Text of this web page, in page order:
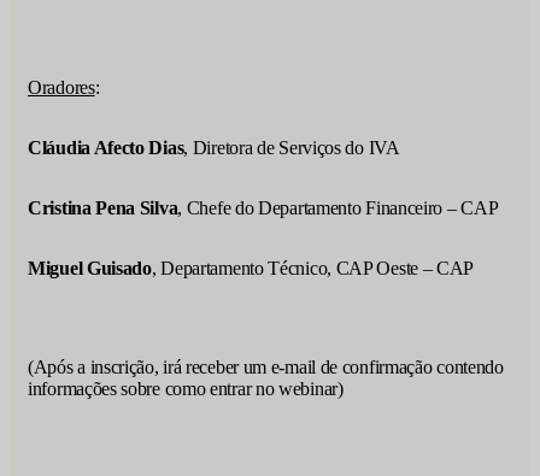
Oradores:
Cláudia Afecto Dias, Diretora de Serviços do IVA
Cristina Pena Silva, Chefe do Departamento Financeiro – CAP
Miguel Guisado, Departamento Técnico, CAP Oeste – CAP
(Após a inscrição, irá receber um e-mail de confirmação contendo
informações sobre como entrar no webinar)